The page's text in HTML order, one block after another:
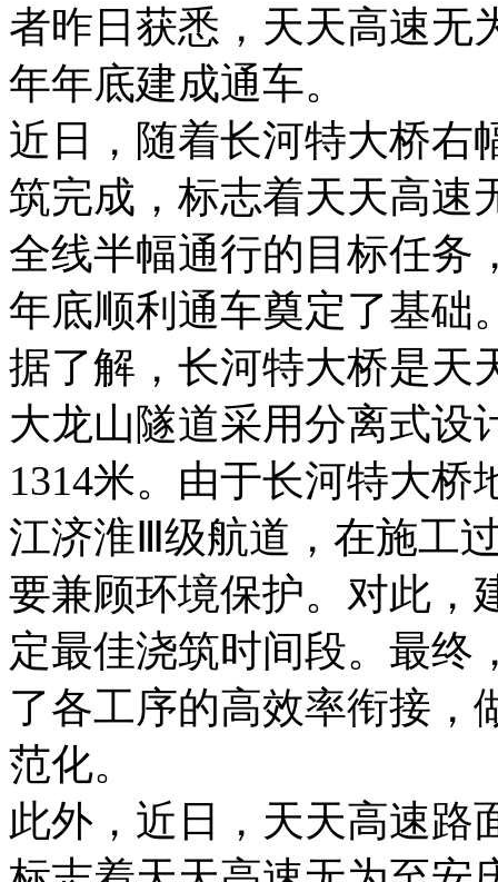
者昨日获悉，天天高速无
年年底建成通车。
近日，随着长河特大桥右
筑完成，标志着天天高速
全线半幅通行的目标任务
年底顺利通车奠定了基础
据了解，长河特大桥是天
大龙山隧道采用分离式设
1314米。由于长河特大
江济淮Ⅲ级航道，在施工
要兼顾环境保护。对此，
定最佳浇筑时间段。最终
了各工序的高效率衔接，
范化。
此外，近日，天天高速路